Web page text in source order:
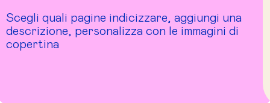
Scegli quali pagine indicizzare, aggiungi una
descrizione, personalizza con le immagini di
copertina